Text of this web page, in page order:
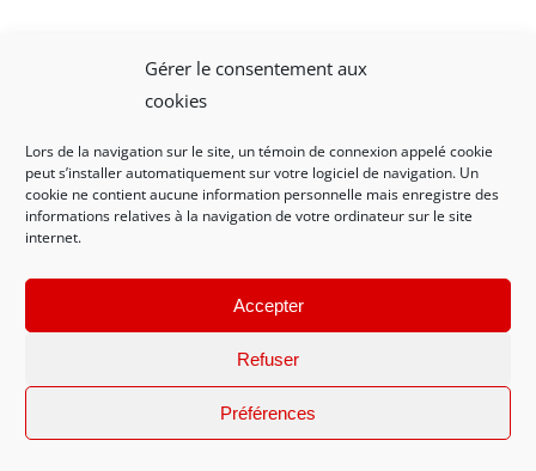
Gérer le consentement aux
cookies
Lors de la navigation sur le site, un témoin de connexion appelé cookie
peut s’installer automatiquement sur votre logiciel de navigation. Un
cookie ne contient aucune information personnelle mais enregistre des
informations relatives à la navigation de votre ordinateur sur le site
internet.
Accepter
Refuser
Préférences
Mentions légales et politique de confidentialité|
Nous contacter
© 2021-2023 AMRDV - Conception WEB Créations La Rochelle
Facebook
X Instagram